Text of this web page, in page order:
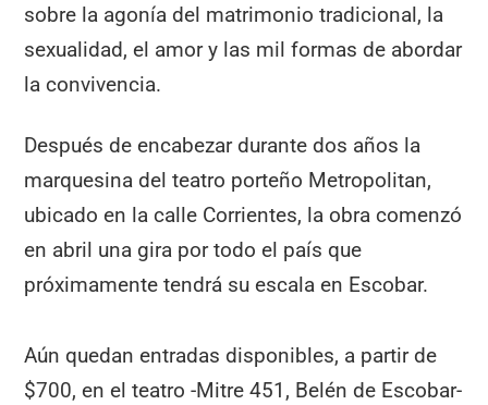
sobre la agonía del matrimonio tradicional, la
sexualidad, el amor y las mil formas de abordar
la convivencia.
Después de encabezar durante dos años la
marquesina del teatro porteño Metropolitan,
ubicado en la calle Corrientes, la obra comenzó
en abril una gira por todo el país que
próximamente tendrá su escala en Escobar.
Aún quedan entradas disponibles, a partir de
$700, en el teatro -Mitre 451, Belén de Escobar-